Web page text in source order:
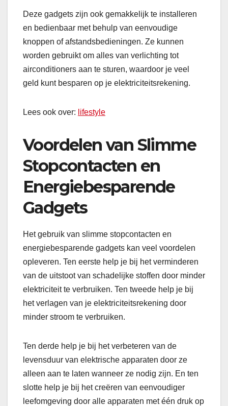
Deze gadgets zijn ook gemakkelijk te installeren
en bedienbaar met behulp van eenvoudige
knoppen of afstandsbedieningen. Ze kunnen
worden gebruikt om alles van verlichting tot
airconditioners aan te sturen, waardoor je veel
geld kunt besparen op je elektriciteitsrekening.
Lees ook over: lifestyle
Voordelen van Slimme
Stopcontacten en
Energiebesparende
Gadgets
Het gebruik van slimme stopcontacten en
energiebesparende gadgets kan veel voordelen
opleveren. Ten eerste help je bij het verminderen
van de uitstoot van schadelijke stoffen door minder
elektriciteit te verbruiken. Ten tweede help je bij
het verlagen van je elektriciteitsrekening door
minder stroom te verbruiken.
Ten derde help je bij het verbeteren van de
levensduur van elektrische apparaten door ze
alleen aan te laten wanneer ze nodig zijn. En ten
slotte help je bij het creëren van eenvoudiger
leefomgeving door alle apparaten met één druk op